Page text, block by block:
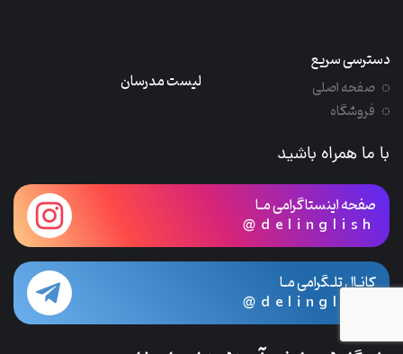
دسترسی سریع
صفحه اصلی
فروشگاه
لیست مدرسان
با ما همراه باشید
صفحه اینستاگرامی مـا
@delinglish
کانـال تلـگرامی مـا
@delinglish